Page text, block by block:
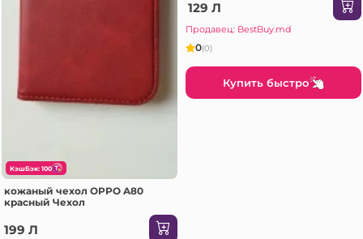
КэшБэк: 100
кожаный чехол OPPO A80
красный Чехол
199 Л
129 Л
Продавец: BestBuy.md
0(0)
Купить быстро